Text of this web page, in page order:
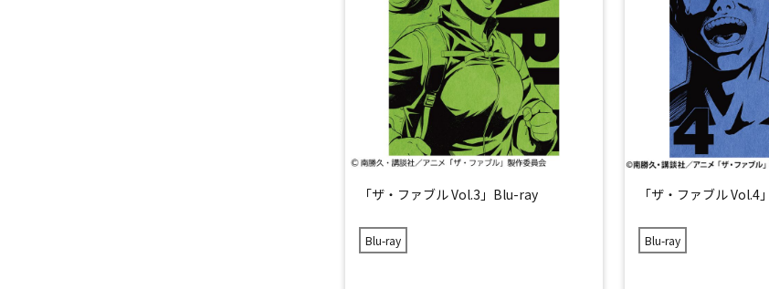
「ザ・ファブル Vol.3」Blu-ray
Blu-ray
「ザ・ファブル
Blu-ray